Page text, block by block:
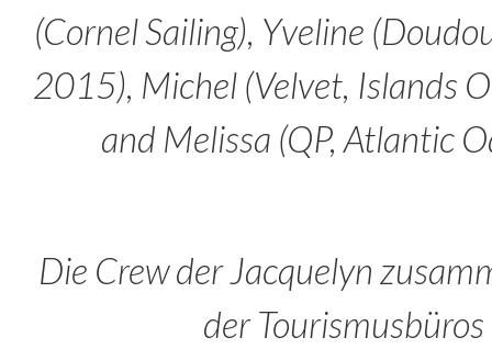
(Cornel Sailing), Yveline
2015), Michel (Velvet, Islands
and Melissa (QP, Atlantic
Die Crew der Jacquelyn
der